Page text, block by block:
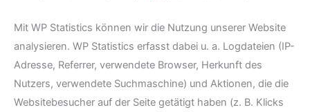
Mit WP Statistics können wir die Nutzung unserer Website
analysieren. WP Statistics erfasst dabei u. a. Logdateien (IP-
Adresse, Referrer, verwendete Browser, Herkunft des
Nutzers, verwendete Suchmaschine) und Aktionen, die die
Websitebesucher auf der Seite getätigt haben (z. B. Klicks